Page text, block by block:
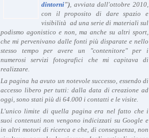
dintorni"), avviata dall'ottobre 2010,
con il proposito di dare spazio e
visibilità ad una serie di materiali sul
podismo agonistico e non, ma anche su altri sport,
che mi pervenivano dalle fonti più disparate e nello
stesso tempo per avere un "contenitore" per i
numerosi servizi fotografici che mi capitava di
realizzare.
La pagina ha avuto un notevole successo, essendo di
accesso libero per tutti: dalla data di creazione ad
oggi, sono stati più di 64.000 i contatti e le visite.
L'unico limite di quella pagina era nel fatto che i
suoi contenuti non vengono indicizzati su Google e
in altri motori di ricerca e che, di conseguenza, non